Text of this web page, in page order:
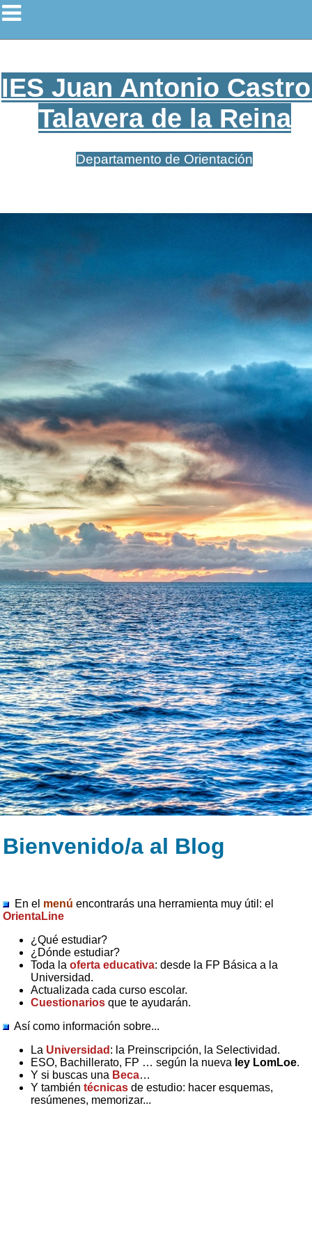
IES Juan Antonio
Talavera de la Reina
Departamento de Orientación
Bienvenido/a al Blog
En el menúencontrarás una herramienta muy útil: el
OrientaLine
¿Qué estudiar?
¿Dónde estudiar?
Toda laoferta educativa: desde la FP Básica a la
Universidad.
Actualizada cada curso escolar.
Cuestionariosque te ayudarán.
Así como información sobre...
La Universidad : la Preinscripción, la Selectividad.
ESO, Bachillerato, FP … según la nueva ley LomLoe.
Y si buscas una Beca…
Y tambiéntécnicasde estudio: hacer esquemas,
resúmenes, memorizar...